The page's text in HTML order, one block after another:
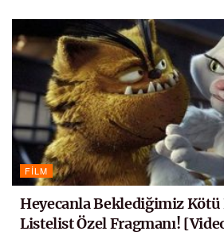
FILM
Heyecanla Beklediğimiz
Listelist Özel Fragmanı!